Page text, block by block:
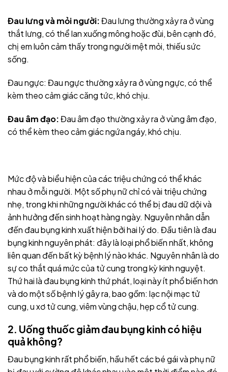
Đau lưng và mỏi người:Đau lưng thường xảy ra ở vùng
thắt lưng, có thể lan xuống mông hoặc đùi, bên cạnh đó,
chị em luôn cảm thấy trong người mệt mỏi, thiếu sức
sống.
Đau ngực: Đau ngực thường xảy ra ở vùng ngực, có thể
kèm theo cảm giác căng tức, khó chịu.
Đau âm đạo:Đau âm đạo thường xảy ra ở vùng âm đạo,
có thể kèm theo cảm giác ngứa ngáy, khó chịu.
Mức độ và biểu hiện của các triệu chứng có thể khác
nhau ở mỗi người. Một số phụ nữ chỉ có vài triệu chứng
nhẹ, trong khi những người khác có thể bị đau dữ dội và
ảnh hưởng đến sinh hoạt hàng ngày. Nguyên nhân dẫn
đến đau bụng kinh xuất hiện bởi hai lý do. Đầu tiên là đau
bụng kinh nguyên phát: đây là loại phổ biến nhất, không
liên quan đến bất kỳ bệnh lý nào khác. Nguyên nhân là do
sự co thắt quá mức của tử cung trong kỳ kinh nguyệt.
Thứ hai là đau bụng kinh thứ phát, loại này ít phổ biến hơn
và do một số bệnh lý gây ra, bao gồm: lạc nội mạc tử
cung, u xơ tử cung, viêm vùng chậu, hẹp cổ tử cung.
2. Uống thuốc giảm đau bụng kinh có hiệu
quả không?
Đau bụng kinh rất phổ biến, hầu hết các bé gái và phụ nữ